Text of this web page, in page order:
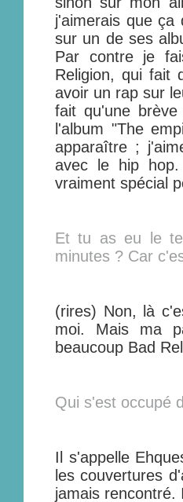
j'aimerais que ça
sur un de ses
Par contre je
Religion, qui fait
avoir un rap sur
fait qu'une
l'album "The
apparaître ;
avec le hip
vraiment spécial
Et tu as eu le
minutes ? Car
(rires) Non, là
moi. Mais ma
beaucoup Bad
Qui s'est occupé
Il s'appelle
les couvertures
jamais rencontré.